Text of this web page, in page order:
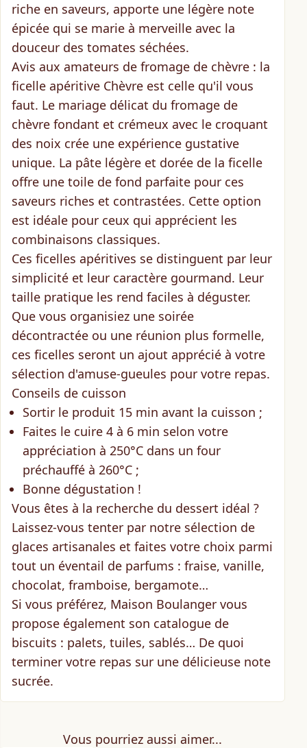
riche en saveurs, apporte une légère note
épicée qui se marie à merveille avec la
douceur des tomates séchées.
Avis aux amateurs de fromage de chèvre : la
ficelle apéritive Chèvre est celle qu'il vous
faut. Le mariage délicat du fromage de
chèvre fondant et crémeux avec le croquant
des noix crée une expérience gustative
unique. La pâte légère et dorée de la ficelle
offre une toile de fond parfaite pour ces
saveurs riches et contrastées. Cette option
est idéale pour ceux qui apprécient les
combinaisons classiques.
Ces ficelles apéritives se distinguent par leur
simplicité et leur caractère gourmand. Leur
taille pratique les rend faciles à déguster.
Que vous organisiez une soirée
décontractée ou une réunion plus formelle,
ces ficelles seront un ajout apprécié à votre
sélection d'amuse-gueules pour votre repas.
Conseils de cuisson
Sortir le produit 15 min avant la cuisson ;
Faites le cuire 4 à 6 min selon votre
appréciation à 250°C dans un four
préchauffé à 260°C ;
Bonne dégustation !
Vous êtes à la recherche du dessert idéal ?
Laissez-vous tenter par notre sélection de
glaces artisanales et faites votre choix parmi
tout un éventail de parfums : fraise, vanille,
chocolat, framboise, bergamote…
Si vous préférez, Maison Boulanger vous
propose également son catalogue de
biscuits : palets, tuiles, sablés… De quoi
terminer votre repas sur une délicieuse note
sucrée.
Vous pourriez aussi aimer...